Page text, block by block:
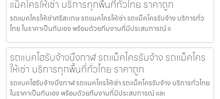
แม็คโครให้เช่า บริการทุกพื้นที่ทั่วไทย ราคาถูก
รถแมคโครให้เช่าศรีสะเกษ รถแมคโครให้เช่า รถแม็คโครรับจ้าง บริการทั่ว
ไทย ในราคาเป็นกันเอง พร้อมด้วยทีมงานที่มีประสบการณ์ แ
รถแบคโฮรับจ้างบึงกาฬ รถแม็คโครรับจ้าง รถแม็คโคร
ให้เช่า บริการทุกพื้นที่ทั่วไทย ราคาถูก
รถแบคโฮรับจ้างบึงกาฬ รถแมคโครให้เช่า รถแม็คโครรับจ้าง บริการทั่วไทย
ในราคาเป็นกันเอง พร้อมด้วยทีมงานที่มีประสบการณ์ และ